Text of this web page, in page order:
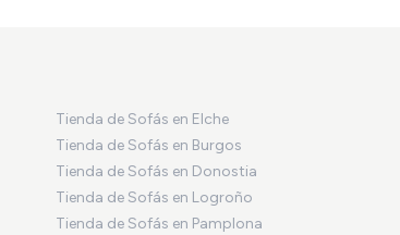
Tienda de Sofás en Elche
Tienda de Sofás en Burgos
Tienda de Sofás en Donostia
Tienda de Sofás en Logroño
Tienda de Sofás en Pamplona